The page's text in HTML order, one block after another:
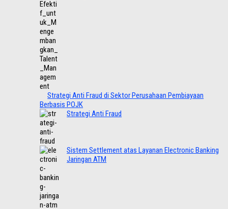
Strategi Anti Fraud di Sektor Perusahaan Pembiayaan
Berbasis POJK
Strategi Anti Fraud
Sistem Settlement atas Layanan Electronic Banking
Jaringan ATM